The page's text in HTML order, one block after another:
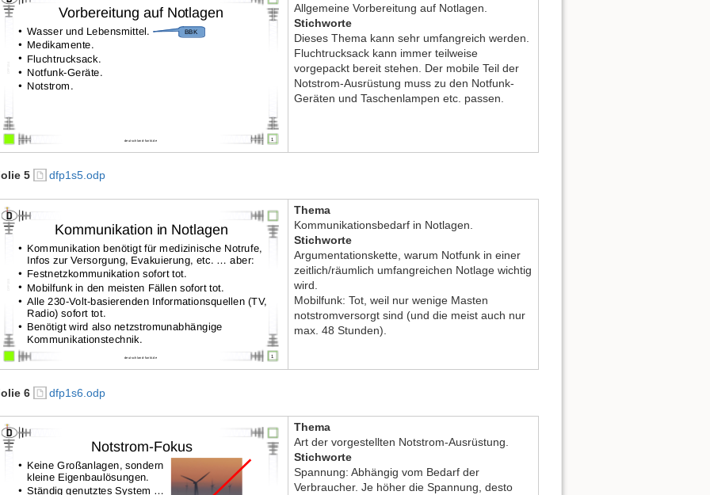
Allgemeine Vorbereitung auf Notlagen.
Stichworte
Dieses Thema kann sehr umfangreich werden.
Fluchtrucksack kann immer teilweise
vorgepackt bereit stehen. Der mobile Teil der
Notstrom-Ausrüstung muss zu den Notfunk-
Geräten und Taschenlampen etc. passen.
5 dfp1s5.odp
Thema
Kommunikationsbedarf in Notlagen.
Stichworte
Argumentationskette, warum Notfunk in einer
zeitlich/räumlich umfangreichen Notlage wichtig
wird.
Mobilfunk: Tot, weil nur wenige Masten
notstromversorgt sind (und die meist auch nur
max. 48 Stunden).
6 dfp1s6.odp
Thema
Art der vorgestellten Notstrom-Ausrüstung.
Stichworte
Spannung: Abhängig vom Bedarf der
Verbraucher. Je höher die Spannung, desto